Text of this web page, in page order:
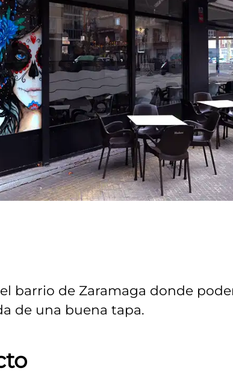
barrio de Zaramaga donde
de una buena tapa.